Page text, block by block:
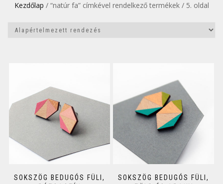
Kezdőlap / “natúr fa” címkével rendelkező termékek / 5. oldal
SOKSZÖG BEDUGÓS FÜLI,
SOKSZÖG BEDUGÓS FÜLI,